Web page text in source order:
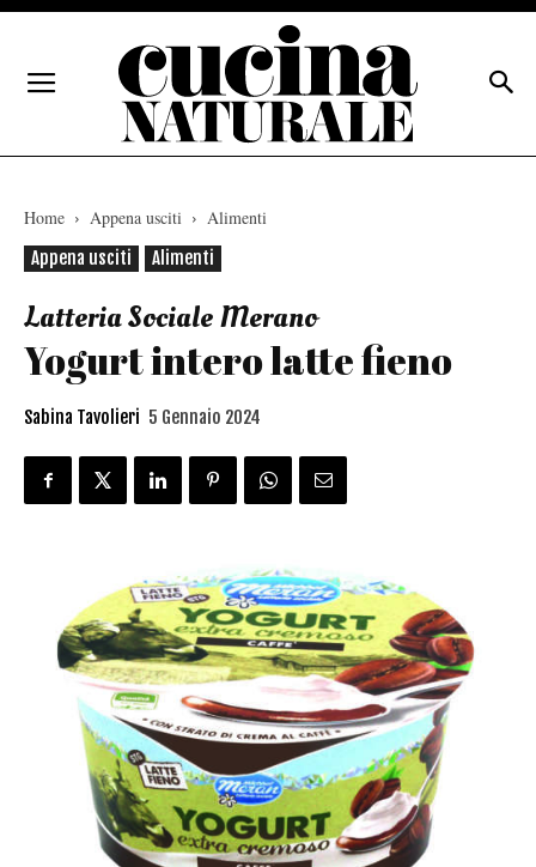
Home Appena usciti
Alimenti
Appena usciti
Alimenti
Latteria Sociale Merano
Yogurt intero latte fieno
Sabina Tavolieri 5 Gennaio 2024